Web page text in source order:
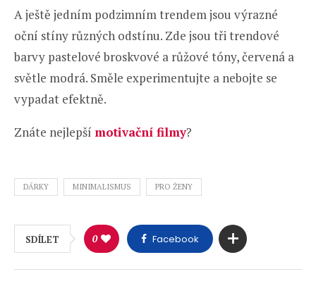
A ještě jedním podzimním trendem jsou výrazné
oční stíny různých odstínu. Zde jsou tři trendové
barvy pastelové broskvové a růžové tóny, červená a
světle modrá. Směle experimentujte a nebojte se
vypadat efektně.
Znáte nejlepší motivační filmy?
DÁRKY MINIMALISMUS PRO ŽENY
SDÍLET 0 Facebook